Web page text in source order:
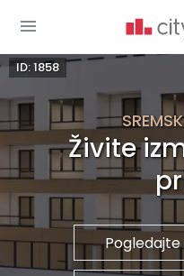
ID: 1858
Živite